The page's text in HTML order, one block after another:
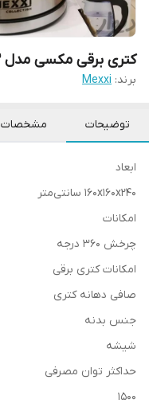
کتری برقی مکسی مدل MEX-KET-2
برند: Mexxi
توضیحات مشخصات
ابعاد
160x160x240 سانتی‌متر
امکانات
چرخش 360 درجه
امکانات کتری برقی
صافی دهانه کتری
جنس بدنه
شیشه
حداکثر توان مصرفی
1500